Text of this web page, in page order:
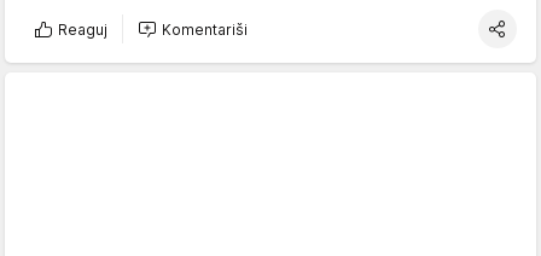
Reaguj Komentariši